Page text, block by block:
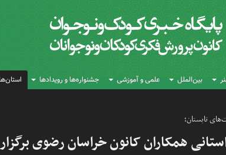
بین‌الملل علمی و آموزشی جشنواره‌ها و رویدادها استان‌ها
تابستان؛
همکاران کانون خراسان رضوی